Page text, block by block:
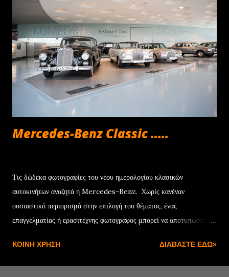
προσυμφωνημένη αξία που θα χρησιμοποιηθεί ως προκαταβολή για
την αγορά ενός νέου Jeep. Με βάση αυτά τα δεδομένα, το Jeep
Avenger στην έκδοση με τον κινητήρα 100 HP γίνεται δικό σας με
μόνο €252/μήνα , ενώ για τα Renegade και Compass e-Hybrid
των 130 HP η δόση διαμορφώνεται στα €294 και €361 αντίστοιχα.
Να σημειωθεί ότι το πρόγραμμα συνοδεύεται από την 4ετή εγγύηση
για τα μηχανικά μέρη, καθ...
Mercedes-Benz Classic .....
Τις δώδεκα φωτογραφίες του νέου ημερολογίου κλασικών
αυτοκινήτων αναζητά η Mercedes-Benz. Xωρίς κανέναν
ουσιαστικό περιορισμό στην επιλογή του θέματος, ένας
επαγγελματίας ή ερασιτέχνης φωτογράφος μπορεί να αποτυπώσει
το 1994 και να συμμετάσχει στον διαγωνισμό μέσω της αντίστοιχης
ΚΟΙΝΉ ΧΡΉΣΗ ΔΙΑΒΆΣΤΕ ΕΔΏ»